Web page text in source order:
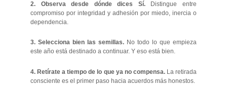
2. Observa desde dónde dices Sí.Distingue entre
compromiso por integridad y adhesión por miedo, inercia o
dependencia.
3. Selecciona bien las semillas. No todo lo que empieza
este año está destinado a continuar. Y eso está bien.
4. Retírate a tiempo de lo que ya no compensa.La retirada
consciente es el primer paso hacia acuerdos más honestos.